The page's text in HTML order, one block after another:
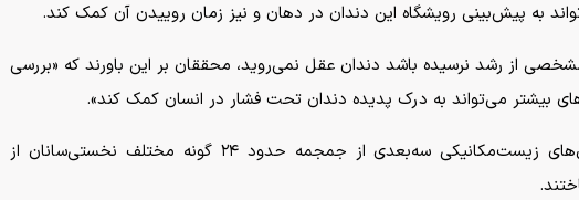
به پیش‌بینی رویشگاه این دندان در دهان و نیز زمان روییدن آن کمک کند.
از رشد نرسیده باشد دندان عقل نمی‌روید، محققان بر این باورند که «بررسی
بیشتر می‌تواند به درک پدیده دندان تحت فشار در انسان کمک کند».
در این تحقیق، پژوهشگران مدل‌های زیست‌مکانیکی سه‌بعدی از جمجمه حدود ۲۴ گونه مختلف نخستی‌سانان از